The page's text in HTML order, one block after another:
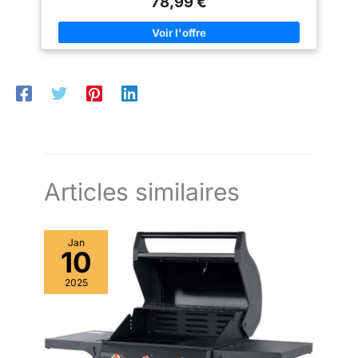
poussière, qui peut
empêcher
efficacement le foyer
de rouiller.
métal de haute qualité. Le foyer couvert de peinture résistant à
la chaleur est excellent en résistance à la rouille et à la chaleur,
ce qui assure sa longue durée de vie. Une housse est incluse
pour rester propre et éviter de se rouiller sous la pluie lorsqu'il
estampillé d'un motif de roche décoratif, qui sera certainement
Articles similaires
Jan
10
2025